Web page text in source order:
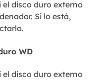
el disco duro externo
Si lo está,
WD
disco duro externo